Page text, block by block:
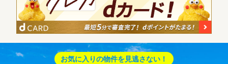
お気に入りの物件を見逃さない！